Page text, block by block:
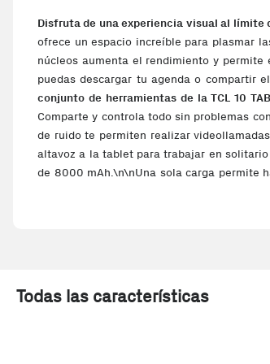
Disfruta de una experiencia visual al límite
ofrece un espacio increíble para plasmar
núcleos aumenta el rendimiento y
puedas descargar tu agenda o compartir
conjunto de herramientas de la TCL 10
Comparte y controla todo sin problemas
de ruido te permiten realizar
altavoz a la tablet para trabajar en
de 8000 mAh.\n\nUna sola carga permite
Resolución de la cámara frontal
Todas las características